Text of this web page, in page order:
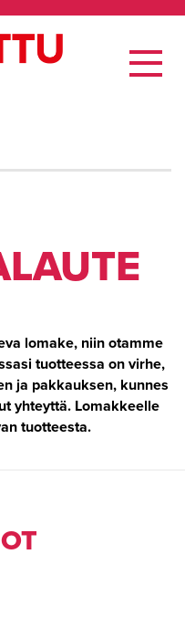
lomake, niin otamme
tuotteessa on virhe,
ja pakkauksen, kunnes
yhteyttä. Lomakkeelle
tuotteesta.